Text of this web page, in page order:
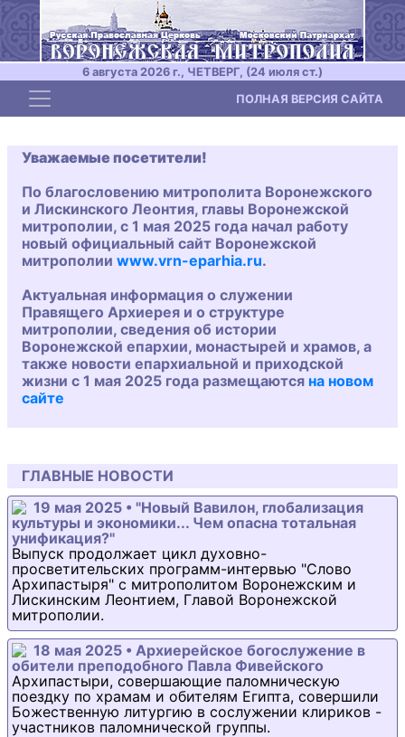
6 августа 2026 г., ЧЕТВЕРГ, (24 июля ст.)
Toggle navigation ПОЛНАЯ ВЕРСИЯ САЙТА
Уважаемые посетители!
По благословению митрополита Воронежского
и Лискинского Леонтия, главы Воронежской
митрополии, с 1 мая 2025 года начал работу
новый официальный сайт Воронежской
митрополии www.vrn-eparhia.ru.
Актуальная информация о служении
Правящего Архиерея и о структуре
митрополии, сведения об истории
Воронежской епархии, монастырей и храмов, а
также новости епархиальной и приходской
жизни с 1 мая 2025 года размещаются на новом
сайте
ГЛАВНЫЕ НОВОСТИ
19 мая 2025 • "Новый Вавилон, глобализация
культуры и экономики... Чем опасна тотальная
унификация?"
Выпуск продолжает цикл духовно-
просветительских программ-интервью "Слово
Архипастыря" с митрополитом Воронежским и
Лискинским Леонтием, Главой Воронежской
митрополии.
18 мая 2025 • Архиерейское богослужение в
обители преподобного Павла Фивейского
Архипастыри, совершающие паломническую
поездку по храмам и обителям Египта, совершили
Божественную литургию в сослужении клириков -
участников паломнической группы.